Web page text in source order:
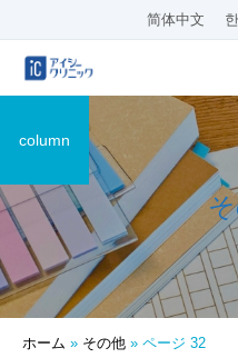
简体中文
column
ホーム » その他 » ページ 32